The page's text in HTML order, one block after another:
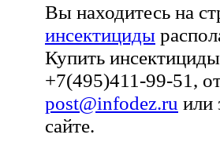
Вы находитесь на
инсектициды
Купить
+7(495)411-99-51,
post@infodez.ru или
сайте.